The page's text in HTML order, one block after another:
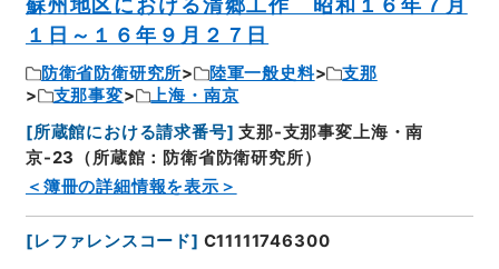
１日～１６年９月２７日
防衛省防衛研究所 陸軍一般史料
支那
支那事変
上海・南京
[所蔵館における請求番号] 支那-支那事変上海・南
京-23（所蔵館：防衛省防衛研究所）
＜簿冊の詳細情報を表示＞
[レファレンスコード] C11111746300